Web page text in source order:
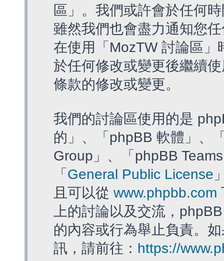
區」。我們或許會於任何
雖然我們也會盡力通知您
在使用「MozTW 討論區
於任何修改或變更後繼續
條款的修改或變更。
我們的討論區使用的是
的」、「phpBB 軟體」、
Group」、「phpBB
「 General Public License
且可以從 www.phpbb.com
上的討論以及交流，
的內容或行為舉止負責。
訊，請前往： https://